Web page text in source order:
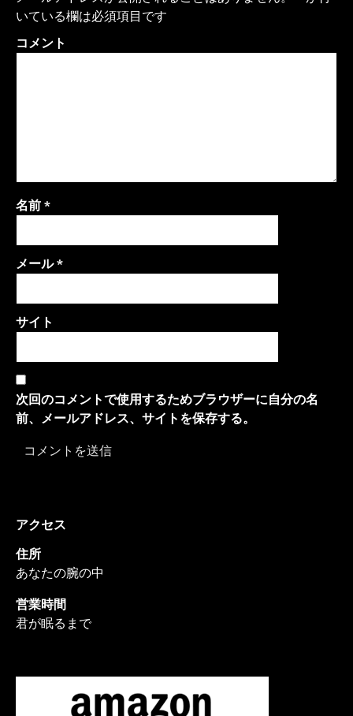
アクセス
住所
あなたの腕の中
営業時間
君が眠るまで
いている欄は必須項目です
コメント
名前 *
メール*
サイト
次回のコメントで使用するためブラウザーに自分の名
前、メールアドレス、サイトを保存する。